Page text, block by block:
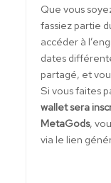
Que vous
fassiez partie
accéder à
dates
partagé, et
Si vous faites
wallet sera
MetaGods,
via le lien